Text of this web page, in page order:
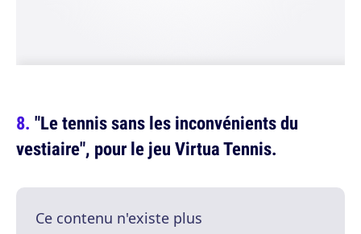
"Le tennis sans les inconvénients du
vestiaire", pour le jeu Virtua Tennis.
Ce contenu n'existe plus